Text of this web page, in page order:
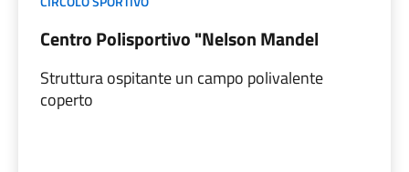
Centro Polisportivo "Nelson Mandel
Struttura ospitante un campo polivalente
coperto